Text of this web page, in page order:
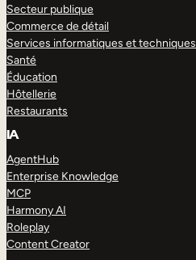
Secteur publique
Commerce de détail
Services informatiques et techniques
Santé
Éducation
Hôtellerie
Restaurants
IA
AgentHub
Enterprise Knowledge
MCP
Harmony AI
Roleplay
Content Creator